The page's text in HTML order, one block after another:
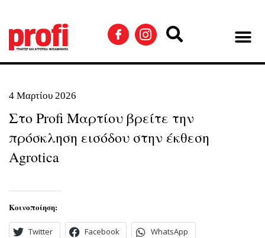
4 Μαρτίου 2026
Στο Profi Μαρτίου βρείτε την
πρόσκληση εισόδου στην έκθεση
Agrotica
Κοινοποίηση:
Twitter Facebook WhatsApp